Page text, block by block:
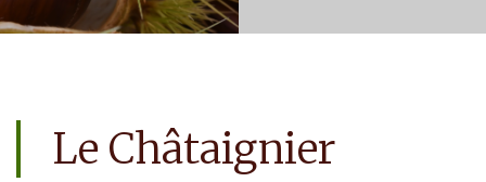
Le Châtaignier